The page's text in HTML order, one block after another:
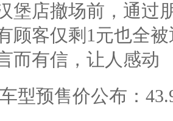
堡店撤场前，通过
顾客仅剩1元也全
而有信，让人感动
型预售价公布：